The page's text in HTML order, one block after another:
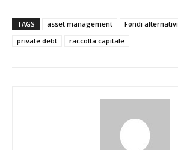
TAGS asset management Fondi alternativi
private debt
raccolta capitale